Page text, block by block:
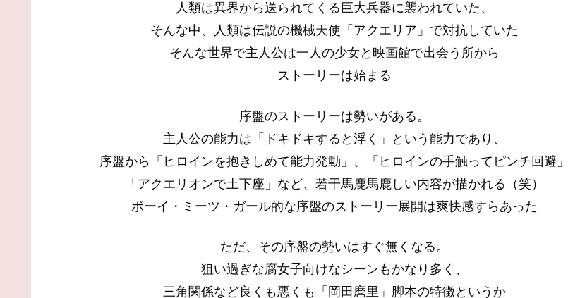
人類は異界から送られてくる巨大兵器に襲われていた、
そんな中、人類は伝説の機械天使「アクエリア」で対抗していた
そんな世界で主人公は一人の少女と映画館で出会う所から
ストーリーは始まる
序盤のストーリーは勢いがある。
主人公の能力は「ドキドキすると浮く」という能力であり、
序盤から「ヒロインを抱きしめて能力発動」、「ヒロインの手触ってピンチ回避」
「アクエリオンで土下座」など、若干馬鹿馬鹿しい内容が描かれる（笑）
ボーイ・ミーツ・ガール的な序盤のストーリー展開は爽快感すらあった
ただ、その序盤の勢いはすぐ無くなる。
狙い過ぎな腐女子向けなシーンもかなり多く、
三角関係など良くも悪くも「岡田麿里」脚本の特徴というか